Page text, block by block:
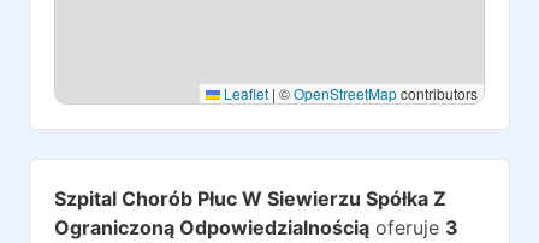
Leaflet | ©OpenStreetMapcontributors
Szpital Chorób Płuc W Siewierzu Spółka Z
Ograniczoną Odpowiedzialnością oferuje 3